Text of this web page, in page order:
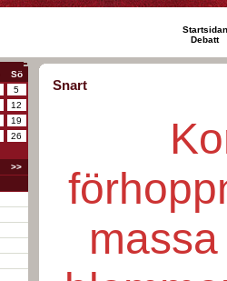
Startsidan
Debatt
Sö
5
12
19
26
>>
Snart